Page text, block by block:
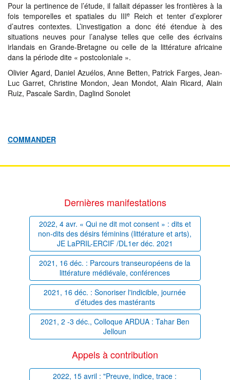
Pour la pertinence de l’étude, il fallait dépasser les frontières à la
fois temporelles et spatiales du IIIe Reich et tenter d’explorer
d’autres contextes. L’investigation a donc été étendue à des
situations neuves pour l’analyse telles que celle des écrivains
irlandais en Grande-Bretagne ou celle de la littérature africaine
dans la période dite « postcoloniale ».
Olivier Agard, Daniel Azuélos, Anne Betten, Patrick Farges, Jean-
Luc Garret, Christine Mondon, Jean Mondot, Alain Ricard, Alain
Ruiz, Pascale Sardin, Daglind Sonolet
COMMANDER
Dernières manifestations
2022, 4 avr. « Qui ne dit mot consent » : dits et
non-dits des désirs féminins (littérature et arts),
JE LaPRIL-ERCIF /DL1er déc. 2021
2021, 16 déc. : Parcours transeuropéens de la
littérature médiévale, conférences
2021, 16 déc. : Sonoriser l'indicible, journée
d’études des mastérants
2021, 2 -3 déc., Colloque ARDUA : Tahar Ben
Jelloun
Appels à contribution
2022, 15 avril : "Preuve, indice, trace :